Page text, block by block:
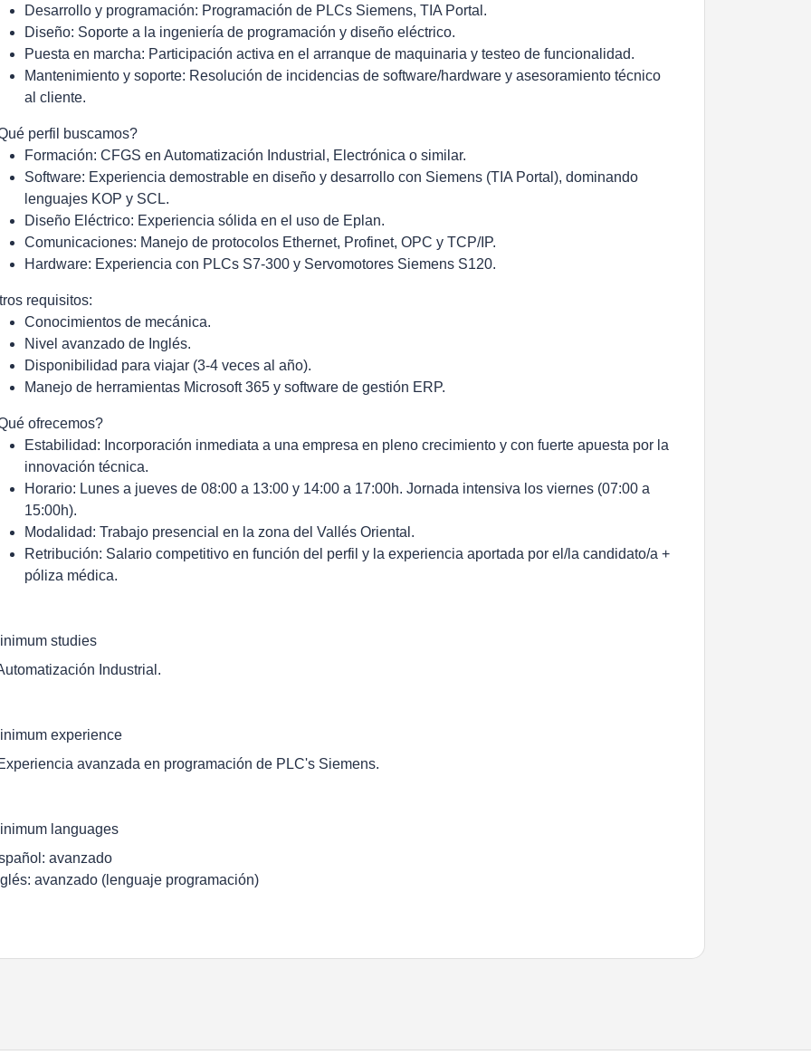
Desarrollo y programación: Programación de PLCs Siemens, TIA Portal.
Diseño: Soporte a la ingeniería de programación y diseño eléctrico.
Puesta en marcha: Participación activa en el arranque de maquinaria y testeo de funcionalidad.
Mantenimiento y soporte: Resolución de incidencias de software/hardware y asesoramiento técnico
al cliente.
perfil buscamos?
Formación: CFGS en Automatización Industrial, Electrónica o similar.
Software: Experiencia demostrable en diseño y desarrollo con Siemens (TIA Portal), dominando
lenguajes KOP y SCL.
Diseño Eléctrico: Experiencia sólida en el uso de Eplan.
Comunicaciones: Manejo de protocolos Ethernet, Profinet, OPC y TCP/IP.
Hardware: Experiencia con PLCs S7-300 y Servomotores Siemens S120.
requisitos:
Conocimientos de mecánica.
Nivel avanzado de Inglés.
Disponibilidad para viajar (3-4 veces al año).
Manejo de herramientas Microsoft 365 y software de gestión ERP.
ofrecemos?
Estabilidad: Incorporación inmediata a una empresa en pleno crecimiento y con fuerte apuesta por la
innovación técnica.
Horario: Lunes a jueves de 08:00 a 13:00 y 14:00 a 17:00h. Jornada intensiva los viernes (07:00 a
15:00h).
Modalidad: Trabajo presencial en la zona del Vallés Oriental.
Retribución: Salario competitivo en función del perfil y la experiencia aportada por el/la candidato/a +
póliza médica.
studies
Industrial.
experience
avanzada en programación de PLC's Siemens.
languages
avanzado
avanzado (lenguaje programación)